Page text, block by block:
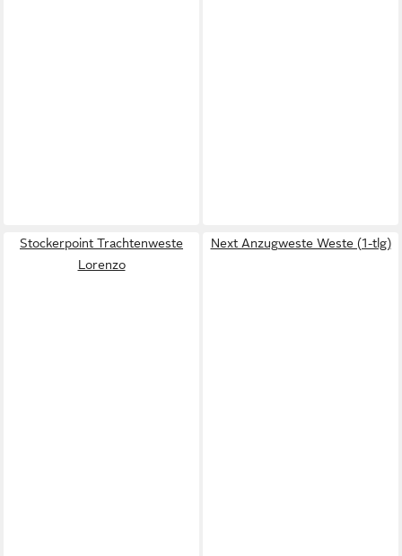
Stockerpoint Trachtenweste
Lorenzo
Next Anzugweste Weste (1-tlg)